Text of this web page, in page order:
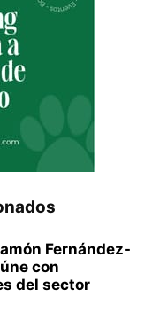
Fernández-
con
del sector